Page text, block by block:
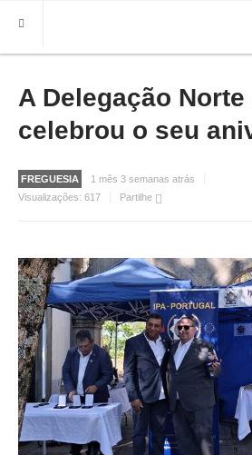
HOME
FREGUESIA
INFO
HISTÓRIA
CONTACTOS ÚTEIS
IMPRENSA
BRASÃO
FOTOS
VÍDEOS
A Delegação Norte
celebrou o seu
FREGUESIA
1 mês 3 semanas atrás
Visualizações: 617 Partilhe